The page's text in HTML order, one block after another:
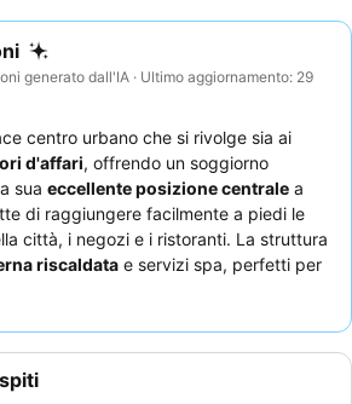
generato dall'IA · Ultimo aggiornamento: 29
centro urbano che si rivolge sia ai
d'affari, offrendo un soggiorno
sua eccellente posizione centrale a
di raggiungere facilmente a piedi le
città, i negozi e i ristoranti. La struttura
riscaldata e servizi spa, perfetti per
si consiglia agli ospiti di richiedere
sulla strada.